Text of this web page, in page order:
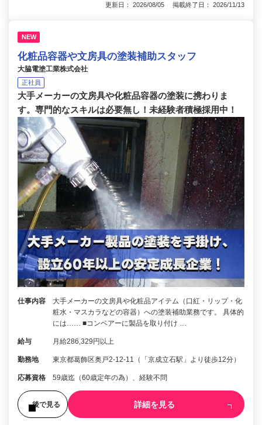
更新日： 2026/08/05 掲載終了日： 2026/11/13
NEW
化粧品容器や文房具の塗装補助スタッフ
大脇電塗工業株式会社
正社員
大手メーカーの文房具や化粧品容器の塗装に携わりま
す。専門的なスキルは必要無し！未経験者積極採用中！
仕事内容
大手メーカーの文房具や化粧品アイテム（口紅・リップ・化
粧水・マスカラなどの容器）への塗装補助業務です。 具体的
には…… ■コンベアーに製品を取り付け …
給与 月給286,329円以上
勤務地 東京都葛飾区奥戸2-12-11（「京成立石駅」より徒歩12分）
応募資格 59歳迄（60歳定年の為）、経験不問
後で見る 詳細を見る